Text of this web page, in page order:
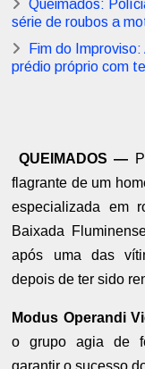
Queimados:
série de roubos a
Fim do
prédio próprio com
QUEIMADOS —
flagrante de um
especializada em
Baixada
após uma das
depois de ter sido
Modus Operandi
o grupo agia de